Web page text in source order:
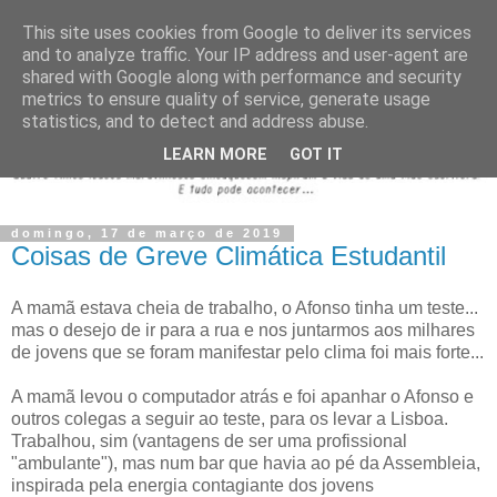
domingo, 17 de março de 2019
Coisas de Greve Climática Estudantil
A mamã estava cheia de trabalho, o Afonso tinha um teste...
mas o desejo de ir para a rua e nos juntarmos aos milhares
de jovens que se foram manifestar pelo clima foi mais forte...
A mamã levou o computador atrás e foi apanhar o Afonso e
outros colegas a seguir ao teste, para os levar a Lisboa.
Trabalhou, sim (vantagens de ser uma profissional
"ambulante"), mas num bar que havia ao pé da Assembleia,
inspirada pela energia contagiante dos jovens
This site uses cookies from Google to deliver its services
and to analyze traffic. Your IP address and user-agent are
shared with Google along with performance and security
metrics to ensure quality of service, generate usage
statistics, and to detect and address abuse.
LEARN MORE GOT IT